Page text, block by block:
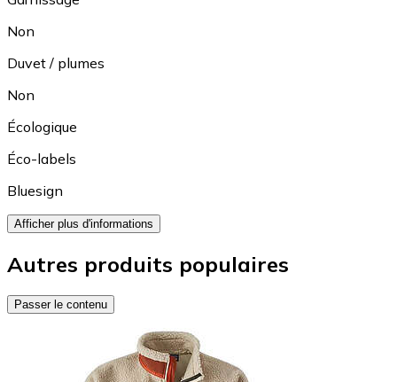
Non
Duvet / plumes
Non
Écologique
Éco-labels
Bluesign
Afficher plus d'informations
Autres produits populaires
Passer le contenu